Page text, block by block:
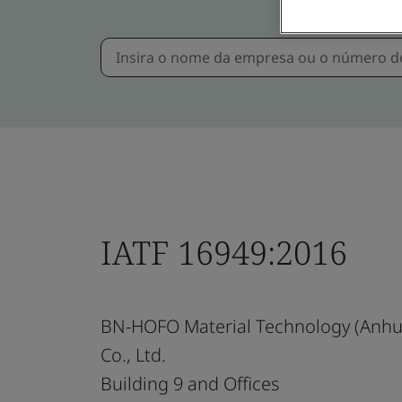
IATF 16949:2016
BN-HOFO Material Technology
Co., Ltd.
Building 9 and Offices